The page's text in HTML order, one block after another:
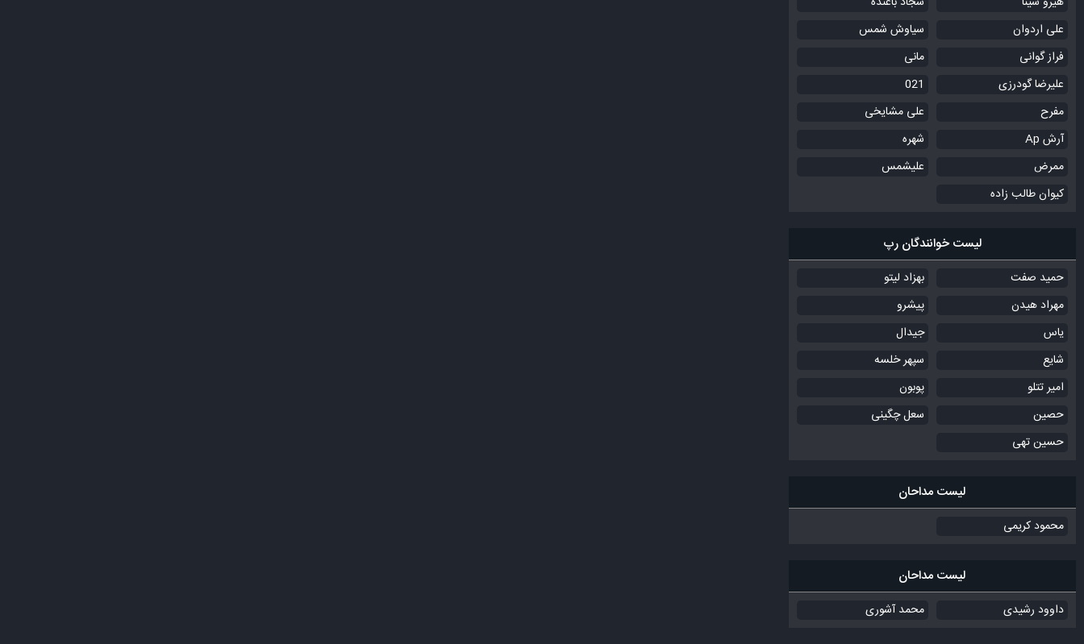
علی اردوان
سیاوش شمس
فراز گوانی
مانی
علیرضا گودرزی
021
مفرح
علی مشایخی
آرش Ap
شهره
ممرض
علیشمس
کیوان طالب زاده
لیست خوانندگان رپ
حمید صفت
بهزاد لیتو
مهراد هیدن
پیشرو
یاس
جیدال
شایع
سپهر خلسه
امیر تتلو
پوبون
حصین
سعل چگینی
حسین تهی
لیست مداحان
محمود کریمی
لیست مداحان
داوود رشیدی محمد آشوری